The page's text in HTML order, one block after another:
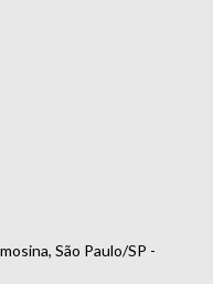
São Paulo/SP -